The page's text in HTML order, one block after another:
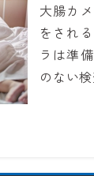
大腸カ
をされ
ラは準
のない